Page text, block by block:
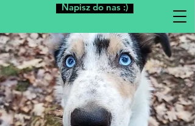
Napisz do nas :)